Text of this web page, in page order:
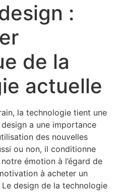
:
de la
actuelle
la technologie tient une
a une importance
des nouvelles
ou non, il conditionne
émotion à l’égard de
à acheter un
design de la technologie